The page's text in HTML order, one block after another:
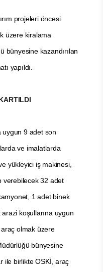
projeleri öncesi
üzere kiralama
bünyesine kazandırılan
yapıldı.
uygun 9 adet son
ve imalatlarda
yükleyici iş makinesi,
verebilecek 32 adet
1 adet binek
koşullarına uygun
olmak üzere
bünyesine
ile birlikte OSKİ, araç